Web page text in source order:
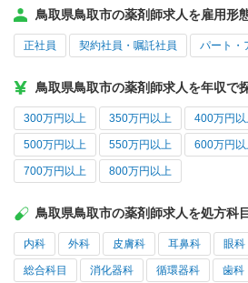
鳥取県鳥取市の薬剤師求人を雇用形
正社員 契約社員・嘱託社員 パート・
鳥取県鳥取市の薬剤師求人を年収で
300万円以上 350万円以上 400万円以
500万円以上 550万円以上 600万円以
700万円以上 800万円以上
鳥取県鳥取市の薬剤師求人を処方科
内科 外科 皮膚科 耳鼻科 眼科
総合科目 消化器科 循環器科 歯科